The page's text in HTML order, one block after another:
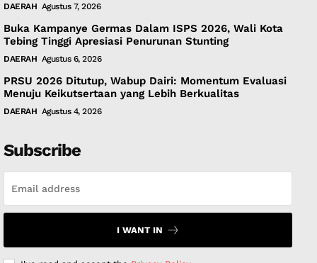
DAERAH Agustus 7, 2026
Buka Kampanye Germas Dalam ISPS 2026, Wali Kota
Tebing Tinggi Apresiasi Penurunan Stunting
DAERAH Agustus 6, 2026
PRSU 2026 Ditutup, Wabup Dairi: Momentum Evaluasi
Menuju Keikutsertaan yang Lebih Berkualitas
DAERAH Agustus 4, 2026
Subscribe
I WANT IN